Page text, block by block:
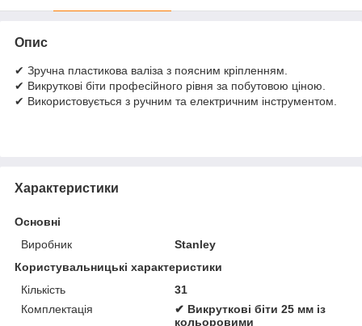
Опис
✔ Зручна пластикова валіза з поясним кріпленням.
✔ Викруткові біти професійного рівня за побутовою ціною.
✔ Використовується з ручним та електричним інструментом.
Характеристики
Основні
Виробник
Stanley
Користувальницькі характеристики
Кількість
31
Комплектація
✔ Викруткові біти 25 мм із
кольоровими